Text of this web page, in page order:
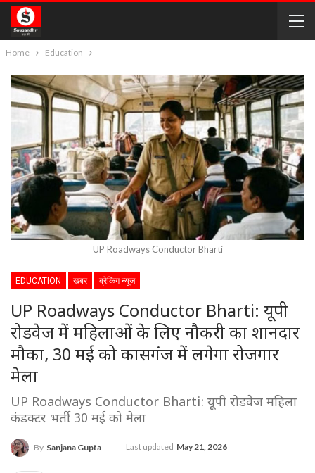
Home Education
UP Roadways Conductor Bharti
EDUCATION खबर ब्रेकिंग न्यूज
UP Roadways Conductor Bharti: यूपी
रोडवेज में महिलाओं के लिए नौकरी का शानदार
मौका, 30 मई को कासगंज में लगेगा रोजगार
मेला
UP Roadways Conductor Bharti: यूपी रोडवेज महिला
कंडक्टर भर्ती: 30 मई को मेला
By Sanjana Gupta Last updated May 21, 2026